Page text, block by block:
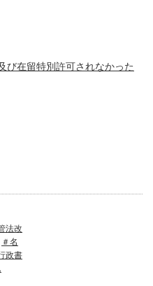
び在留特別許可されなかった
法改
＃名
政書